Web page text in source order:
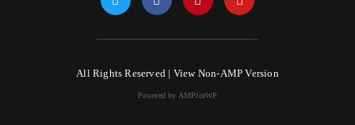
All Rights Reserved | View Non-AMP Version
Powered by AMPforWP